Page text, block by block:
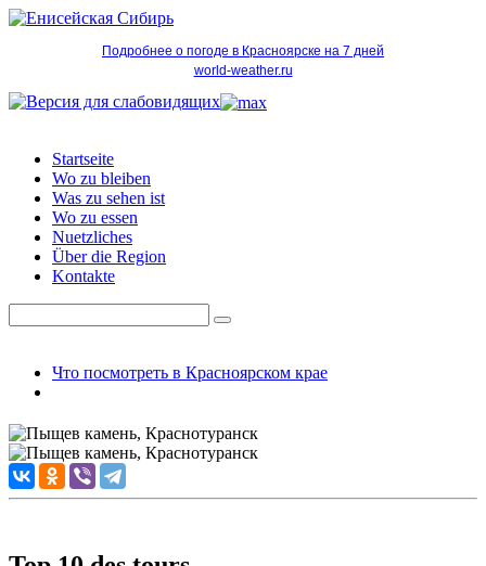
Подробнее о погоде в Красноярске на 7 дней
world-weather.ru
Startseite
Wo zu bleiben
Was zu sehen ist
Wo zu essen
Nuetzliches
Über die Region
Kontakte
Что посмотреть в Красноярском крае